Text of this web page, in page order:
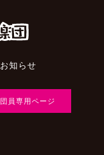
お知らせ
団員専用ページ